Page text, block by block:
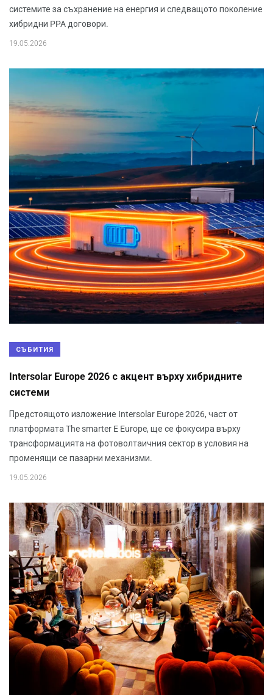
системите за съхранение на енергия и следващото поколение
хибридни PPA договори.
19.05.2026
СЪБИТИЯ
Intersolar Europe 2026 с акцент върху хибридните
системи
Предстоящото изложение Intersolar Europe 2026, част от
платформата The smarter E Europe, ще се фокусира върху
трансформацията на фотоволтаичния сектор в условия на
променящи се пазарни механизми.
19.05.2026